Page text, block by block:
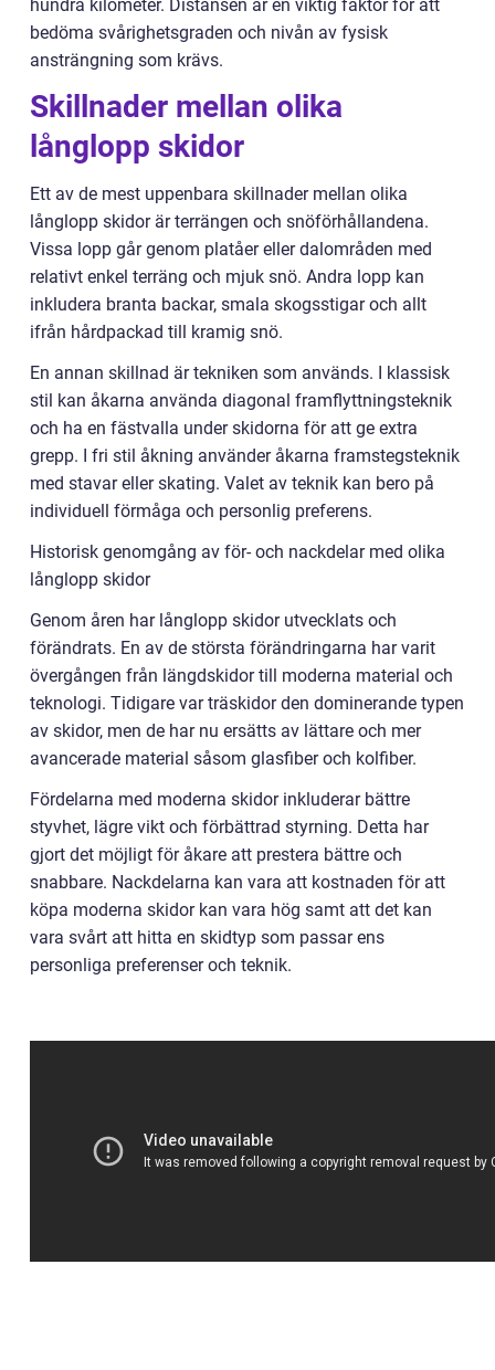
hundra kilometer. Distansen är en viktig faktor för att
bedöma svårighetsgraden och nivån av fysisk
ansträngning som krävs.
Skillnader mellan olika
långlopp skidor
Ett av de mest uppenbara skillnader mellan olika
långlopp skidor är terrängen och snöförhållandena.
Vissa lopp går genom platåer eller dalområden med
relativt enkel terräng och mjuk snö. Andra lopp kan
inkludera branta backar, smala skogsstigar och allt
ifrån hårdpackad till kramig snö.
En annan skillnad är tekniken som används. I klassisk
stil kan åkarna använda diagonal framflyttningsteknik
och ha en fästvalla under skidorna för att ge extra
grepp. I fri stil åkning använder åkarna framstegsteknik
med stavar eller skating. Valet av teknik kan bero på
individuell förmåga och personlig preferens.
Historisk genomgång av för- och nackdelar med olika
långlopp skidor
Genom åren har långlopp skidor utvecklats och
förändrats. En av de största förändringarna har varit
övergången från längdskidor till moderna material och
teknologi. Tidigare var träskidor den dominerande typen
av skidor, men de har nu ersätts av lättare och mer
avancerade material såsom glasfiber och kolfiber.
Fördelarna med moderna skidor inkluderar bättre
styvhet, lägre vikt och förbättrad styrning. Detta har
gjort det möjligt för åkare att prestera bättre och
snabbare. Nackdelarna kan vara att kostnaden för att
köpa moderna skidor kan vara hög samt att det kan
vara svårt att hitta en skidtyp som passar ens
personliga preferenser och teknik.